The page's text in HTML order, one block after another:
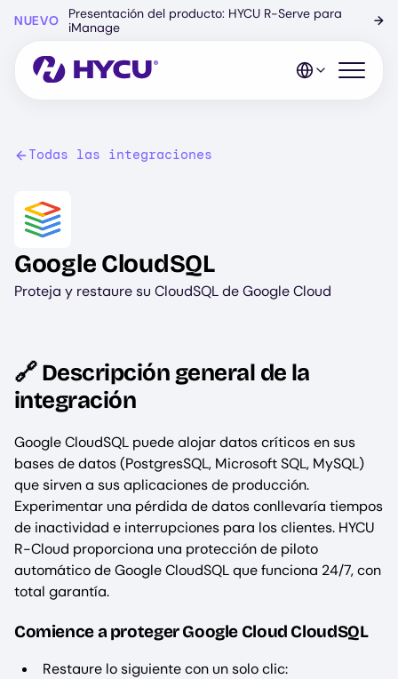
principal
NUEVO
Presentación del producto: HYCU R-Serve para
iManage
→
Abrir el
Todas las integraciones
Image
Google CloudSQL
Proteja y restaure su CloudSQL de Google Cloud
🔗 Descripción general de la
integración
Google CloudSQL puede alojar datos críticos en sus
bases de datos (PostgresSQL, Microsoft SQL, MySQL)
que sirven a sus aplicaciones de producción.
Experimentar una pérdida de datos conllevaría tiempos
de inactividad e interrupciones para los clientes. HYCU
R-Cloud proporciona una protección de piloto
automático de Google CloudSQL que funciona 24/7, con
total garantía.
Comience a proteger Google Cloud CloudSQL
Restaure lo siguiente con un solo clic: